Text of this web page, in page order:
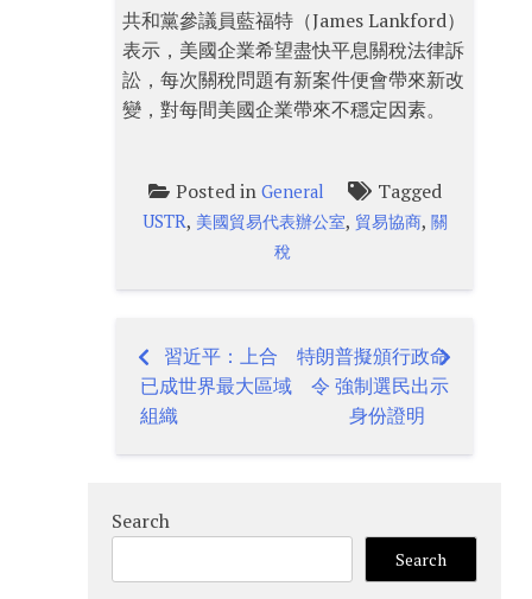
共和黨參議員藍福特（James Lankford）
表示，美國企業希望盡快平息關稅法律訴
訟，每次關稅問題有新案件便會帶來新改
變，對每間美國企業帶來不穩定因素。
Posted in General Tagged
USTR, 美國貿易代表辦公室, 貿易協商, 關
稅
Post
navigation
習近平：上合
已成世界最大區域
組織
特朗普擬頒行政命
令 強制選民出示
身份證明
Search
Search